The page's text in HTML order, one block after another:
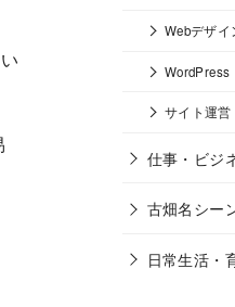
Webデザイ
WordPress
サイト運
仕事・ビジ
古畑名シー
日常生活・